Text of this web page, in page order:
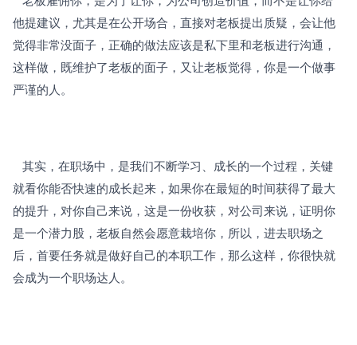
他提建议，尤其是在公开场合，直接对老板提出质疑，会让他
觉得非常没面子，正确的做法应该是私下里和老板进行沟通，
这样做，既维护了老板的面子，又让老板觉得，你是一个做事
严谨的人。
就看你能否快速的成长起来，如果你在最短的时间获得了最大
的提升，对你自己来说，这是一份收获，对公司来说，证明你
是一个潜力股，老板自然会愿意栽培你，所以，进去职场之
后，首要任务就是做好自己的本职工作，那么这样，你很快就
会成为一个职场达人。